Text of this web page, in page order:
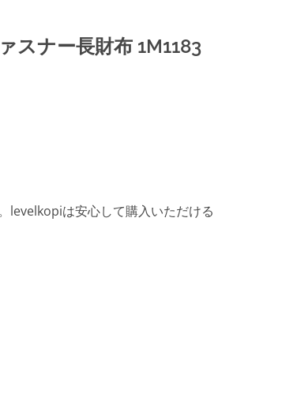
スナー長財布 1M1183
levelkopiは安心して購入いただける